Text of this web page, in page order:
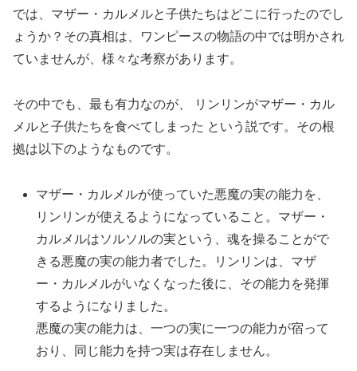
では、マザー・カルメルと子供たちはどこに行ったのでし
ょうか？その真相は、ワンピースの物語の中では明かされ
ていませんが、様々な考察があります。
その中でも、最も有力なのが、 リンリンがマザー・カル
メルと子供たちを食べてしまった という説です。その根
拠は以下のようなものです。
マザー・カルメルが使っていた悪魔の実の能力を、
リンリンが使えるようになっていること。 マザー・
カルメルはソルソルの実という、魂を操ることがで
きる悪魔の実の能力者でした。リンリンは、マザ
ー・カルメルがいなくなった後に、その能力を発揮
するようになりました。
悪魔の実の能力は、一つの実に一つの能力が宿って
おり、同じ能力を持つ実は存在しません。